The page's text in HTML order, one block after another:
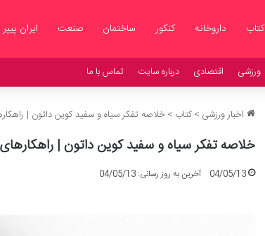
کتاب داروخانه کنکور ساختمان صنعت ایران پیپر
ورزشی اقتصادی درباره سایت تماس با ما
اخبار ورزشی >کتاب >خلاصه تفکر سیاه و سفید کوین داتون |
خلاصه تفکر سیاه و سفید کوین داتون |
04/05/13 آخرین به روز رسانی: 04/05/13